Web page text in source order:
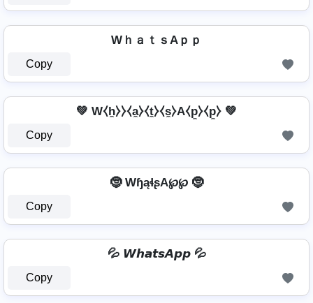
WｈａｔｓAｐｐ
Copy
💚 W⧼h̼⧽⧽⧼a̼⧽⧼t̼⧽⧼s̼⧽A⧼p̼⧽⧼p̼⧽ 💚
Copy
🤶 WɧąɬʂA℘℘ 🤶
Copy
💦 𝙒𝙝𝙖𝙩𝙨𝘼𝙥𝙥 💦
Copy